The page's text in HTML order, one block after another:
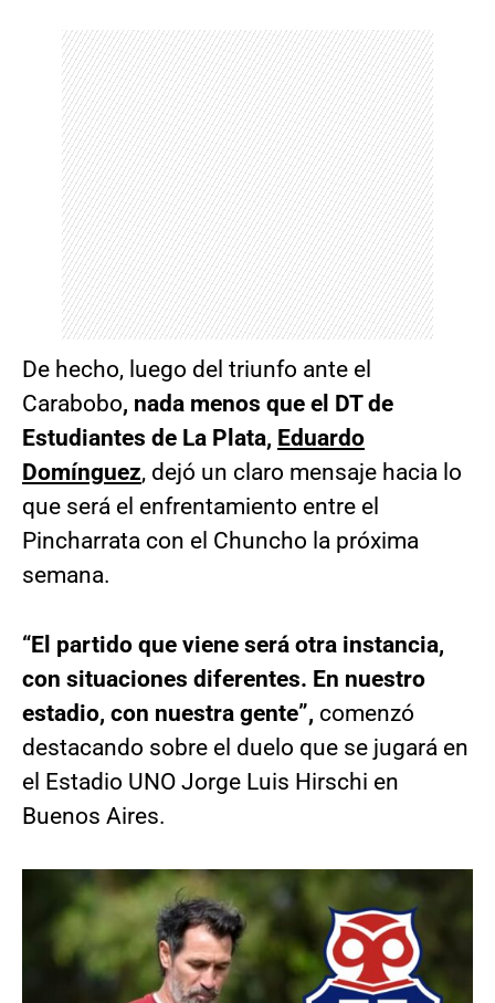
De hecho, luego del triunfo ante el
Carabobo, nada menos que el DT de
Estudiantes de La Plata, Eduardo
Domínguez, dejó un claro mensaje hacia lo
que será el enfrentamiento entre el
Pincharrata con el Chuncho la próxima
semana.
“El partido que viene será otra instancia,
con situaciones diferentes. En nuestro
estadio, con nuestra gente”, comenzó
destacando sobre el duelo que se jugará en
el Estadio UNO Jorge Luis Hirschi en
Buenos Aires.